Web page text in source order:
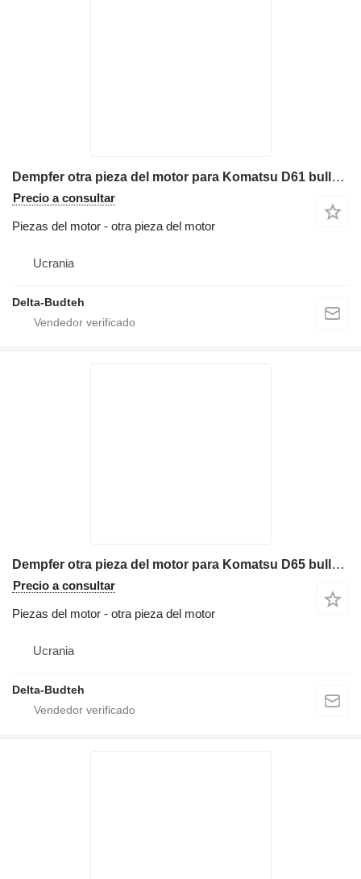
Dempfer otra pieza del motor para Komatsu D61 bulldozer
Precio a consultar
Piezas del motor - otra pieza del motor
Ucrania
Delta-Budteh
Dempfer otra pieza del motor para Komatsu D65 bulldozer
Precio a consultar
Piezas del motor - otra pieza del motor
Ucrania
Delta-Budteh